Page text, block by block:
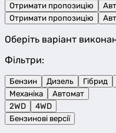
Отримати пропозицію
Отримати пропозицію
Оберіть варіант
Фільтри:
Бензин Дизель Гібрид
Механіка
Автомат
2WD
4WD
Бензинові версії